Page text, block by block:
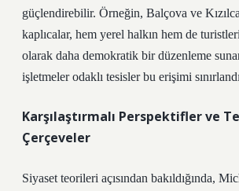
güçlendirebilir. Örneğin, Balçova ve
kaplıcalar, hem yerel halkın hem de
olarak daha demokratik bir düzenleme
işletmeler odaklı tesisler bu erişimi
Karşılaştırmalı Perspektifler ve
Çerçeveler
Siyaset teorileri açısından bakıldığında,